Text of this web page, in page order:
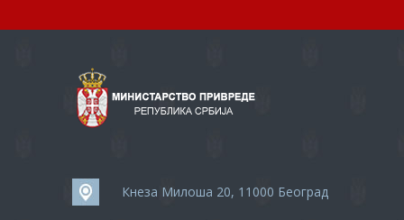
Кнеза Милоша 20, 11000 Београд